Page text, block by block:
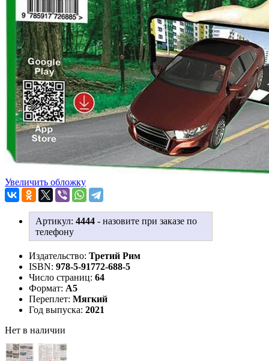
Увеличить обложку
Артикул: 4444 - назовите при заказе по
телефону
Издательство: Третий Рим
ISBN: 978-5-91772-688-5
Число страниц: 64
Формат: А5
Переплет: Мягкий
Год выпуска: 2021
Нет в наличии